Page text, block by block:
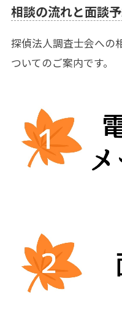
相談の流れと面談
探偵法人調査士会への
ついてのご案内です。